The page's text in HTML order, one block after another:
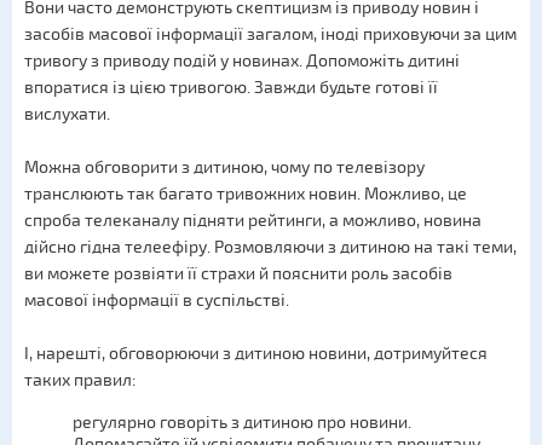
Вони часто демонструють скептицизм із приводу новин і
засобів масової інформації загалом, іноді приховуючи за цим
тривогу з приводу подій у новинах. Допоможіть дитині
впоратися із цією тривогою. Завжди будьте готові її
вислухати.
Можна обговорити з дитиною, чому по телевізору
транслюють так багато тривожних новин. Можливо, це
спроба телеканалу підняти рейтинги, а можливо, новина
дійсно гідна телеефіру. Розмовляючи з дитиною на такі теми,
ви можете розвіяти її страхи й пояснити роль засобів
масової інформації в суспільстві.
І, нарешті, обговорюючи з дитиною новини, дотримуйтеся
таких правил:
регулярно говоріть з дитиною про новини.